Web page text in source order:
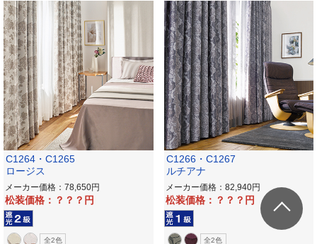
C1264・C1265
ロージス
メーカー価格：78,650
松装価格：？？？
全2色
C1266・C1267
ルチアナ
メーカー価格：82,940
松装価格：？？？
全2色